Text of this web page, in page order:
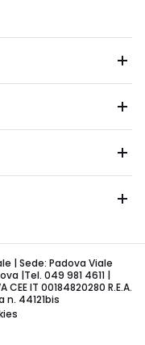
| Sede: Padova Viale
|Tel. 049 981 4611 |
IT 00184820280 R.E.A.
n. 44121bis